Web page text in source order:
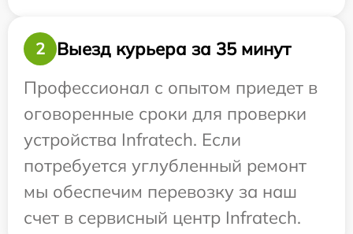
2
Выезд курьера за 35 минут
Профессионал с опытом приедет в
оговоренные сроки для проверки
устройства Infratech. Если
потребуется углубленный ремонт
мы обеспечим перевозку за наш
счет в сервисный центр Infratech.